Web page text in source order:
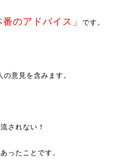
番のアドバイス」 です。
意見を含みます。
されない！
ったことです。